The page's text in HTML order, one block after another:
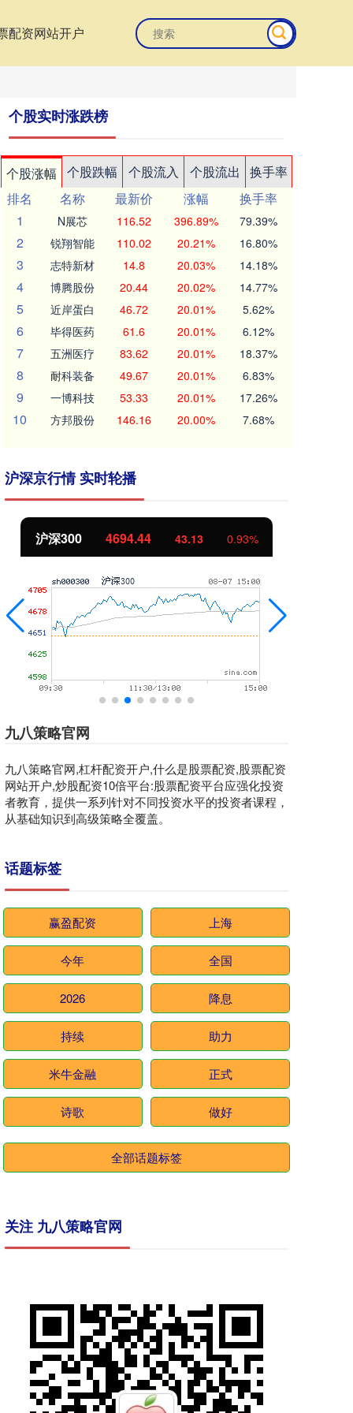
配资网站开户
个股实时涨跌榜
个股涨幅 个股跌幅 个股流入 个股流出
换手率
排名
名称 最新价 涨幅
换手率
1
N展芯 116.52 396.89% 79.39%
2 锐翔智能 110.02 20.21% 16.80%
3 志特新材 14.8 20.03% 14.18%
4 博腾股份 20.44 20.02% 14.77%
5 近岸蛋白 46.72 20.01% 5.62%
6 毕得医药 61.6 20.01% 6.12%
7 五洲医疗 83.62 20.01% 18.37%
8 耐科装备 49.67 20.01% 6.83%
9 一博科技 53.33 20.01% 17.26%
10 方邦股份 146.16 20.00% 7.68%
沪深京行情 实时轮播
沪深300 4694.44 43.13 0.93%
九八策略官网
九八策略官网,杠杆配资开户,什么是股票配资,股票配资
网站开户,炒股配资10倍平台:股票配资平台应强化投资
者教育，提供一系列针对不同投资水平的投资者课程，
从基础知识到高级策略全覆盖。
话题标签
赢盈配资 上海
今年 全国
2026 降息
持续 助力
米牛金融 正式
诗歌 做好
全部话题标签
关注 九八策略官网